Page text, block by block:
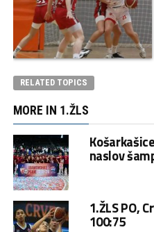
RELATED TOPICS
MORE IN 1.ŽLS
naslov
1.ŽLS PO,
100:75